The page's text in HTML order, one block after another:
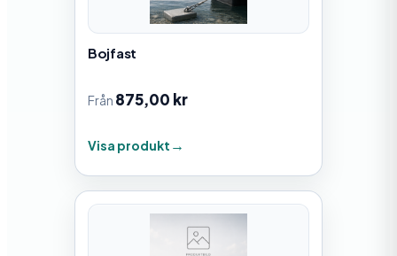
Bojfast
Från 875,00 kr
Visa produkt